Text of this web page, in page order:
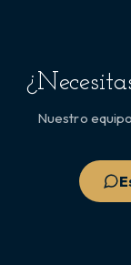
Nuestro